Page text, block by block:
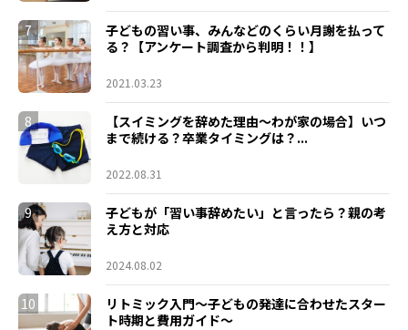
7
子どもの習い事、みんなどのくらい月謝を払って
る？【アンケート調査から判明！！】
2021.03.23
8
【スイミングを辞めた理由～わが家の場合】いつ
まで続ける？卒業タイミングは？...
2022.08.31
9
子どもが「習い事辞めたい」と言ったら？親の考
え方と対応
2024.08.02
10
リトミック入門～子どもの発達に合わせたスター
ト時期と費用ガイド～